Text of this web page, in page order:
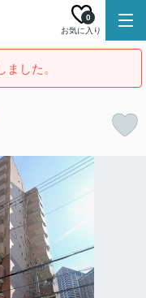
お気に入り
0
した。